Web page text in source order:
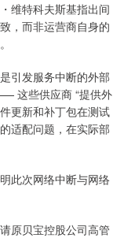
维特科夫斯基指出间
，而非运营商自身的
引发服务中断的外部
这些供应商 “提供外
更新和补丁包在测试
适配问题，在实际部
此次网络中断与网络
原贝宝控股公司高管